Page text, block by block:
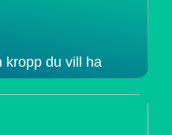
kropp du vill ha